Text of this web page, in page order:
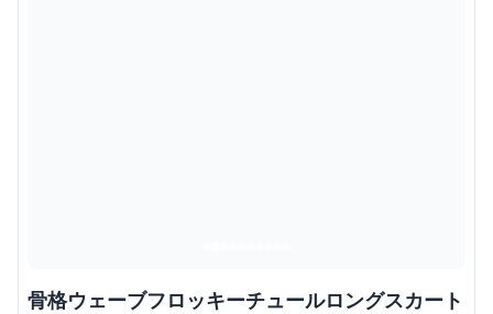
骨格ウェーブフロッキーチュールロングスカート